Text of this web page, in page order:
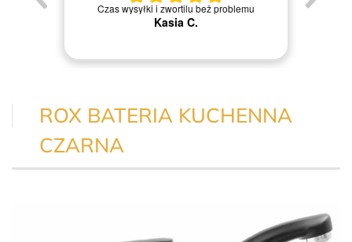
Czas wysyłki i zwortilu beż problemu
Kasia C.
ROX BATERIA KUCHENNA
CZARNA